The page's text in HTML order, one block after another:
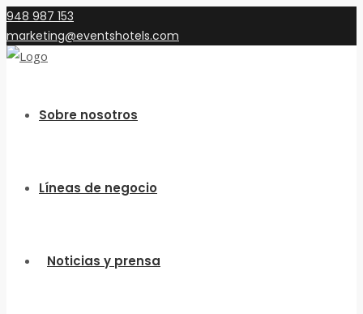
948 987 153
marketing@eventshotels.com
Sobre nosotros
Líneas de negocio
Noticias y prensa